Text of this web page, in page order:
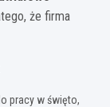
że firma
pracy w święto,